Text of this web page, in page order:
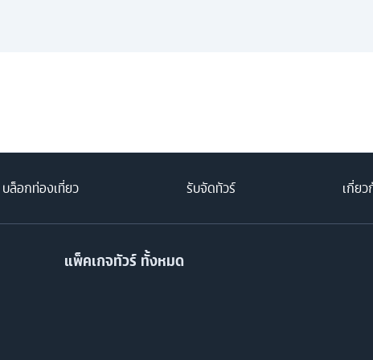
บล็อกท่องเที่ยว รับจัดทัวร์ เกี่ยว
แพ็คเกจทัวร์ ทั้งหมด